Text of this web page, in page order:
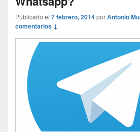
Publicado el 7 febrero, 2014porAntonio
comentarios ↓